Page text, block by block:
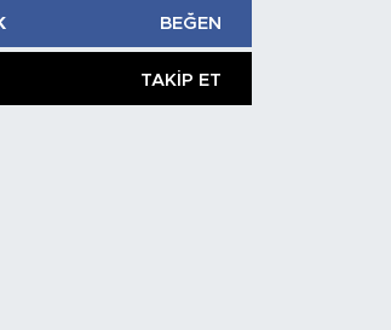
BEĞEN
TAKIP ET